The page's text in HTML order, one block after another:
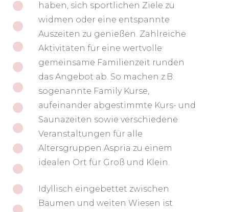
haben, sich sportlichen Ziele zu
widmen oder eine entspannte
Auszeiten zu genießen. Zahlreiche
Aktivitäten für eine wertvolle
gemeinsame Familienzeit runden
das Angebot ab. So machen z.B.
sogenannte Family Kurse,
aufeinander abgestimmte Kurs- und
Saunazeiten sowie verschiedene
Veranstaltungen für alle
Altersgruppen Aspria zu einem
idealen Ort für Groß und Klein.
Idyllisch eingebettet zwischen
Bäumen und weiten Wiesen ist